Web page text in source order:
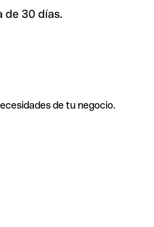
de 30 días.
de tu negocio.